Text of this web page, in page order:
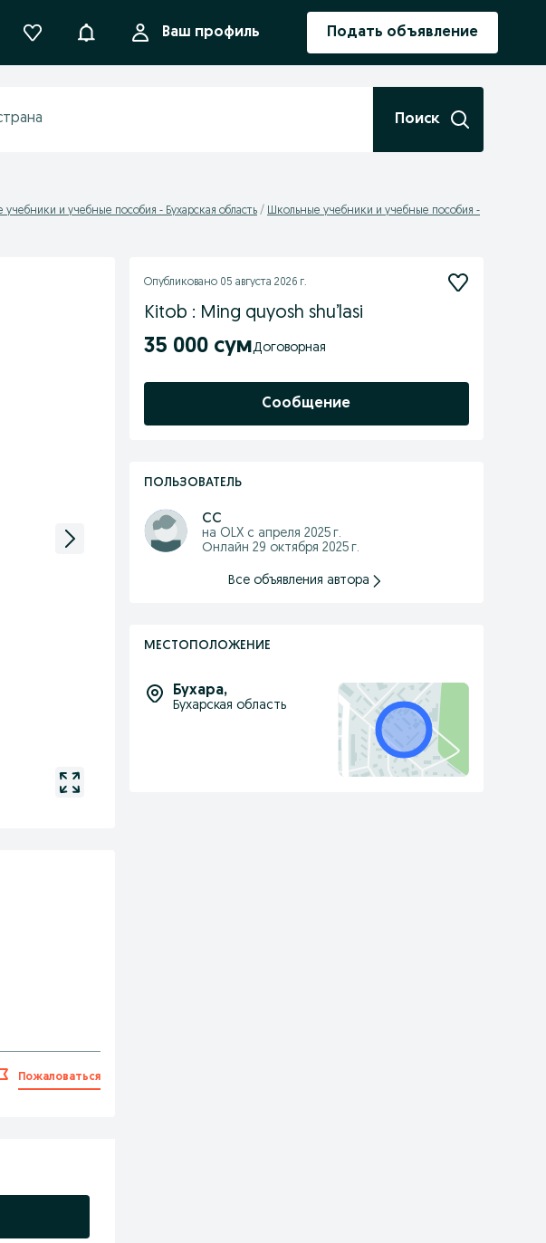
УведомленияВаш профиль Подать объявление
Поиск
учебники и учебные пособия - Бухарская область
Школьные учебники и учебные пособия -
Пожаловаться
Опубликовано 05 августа 2026 г.
Kitob : Ming quyosh shu’lasi
35 000 сум Договорная
Сообщение
ПОЛЬЗОВАТЕЛЬ
сс
на OLX с апреля 2025 г.
Онлайн 29 октября 2025 г.
Все объявления автора
МЕСТОПОЛОЖЕНИЕ
Бухара,
Бухарская область